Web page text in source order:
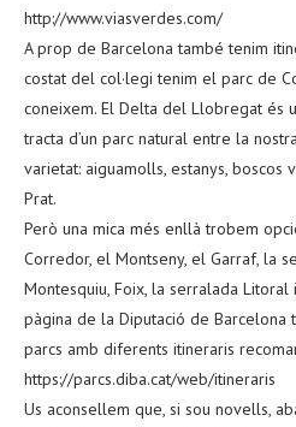
http://www.viasverdes.com/
A prop de Barcelona també tenim
costat del col·legi tenim el parc de
coneixem. El Delta del Llobregat és
tracta d’un parc natural entre la
varietat: aiguamolls, estanys,
Prat.
Però una mica més enllà trobem
Corredor, el Montseny, el Garraf, la
Montesquiu, Foix, la serralada Litoral
pàgina de la Diputació de Barcelona
parcs amb diferents itineraris
https://parcs.diba.cat/web/itineraris
Us aconsellem que, si sou novells,